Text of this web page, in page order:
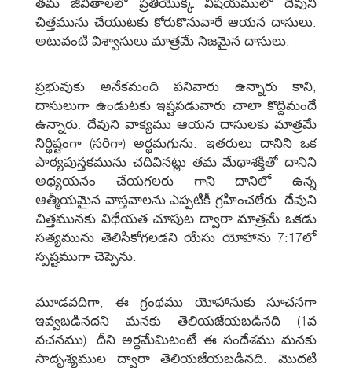
చిత్తమును చేయుటకు కోరుకొనువారే ఆయన దాసులు.
అటువంటి విశ్వాసులు మాత్రమే నిజమైన దాసులు.
ప్రభువుకు అనేకమంది పనివారు ఉన్నారు కాని,
దాసులుగా ఉండుటకు ఇష్టపడువారు చాలా కొద్దిమందే
ఉన్నారు. దేవుని వాక్యము ఆయన దాసులకు మాత్రమే
నిర్థిష్టంగా (సరిగా) అర్థమగును. ఇతరులు దానిని ఒక
పాఠ్యపుస్తకమును చదివినట్లు తమ మేథాశక్తితో దానిని
అధ్యయనం చేయగలరు గాని దానిలో ఉన్న
ఆత్మీయమైన వాస్తవాలను ఎప్పటికీ గ్రహించలేరు. దేవుని
చిత్తమునకు విధేయత చూపుట ద్వారా మాత్రమే ఒకడు
సత్యమును తెలిసికోగలడని యేసు యోహాను 7:17లో
స్పష్టముగా చెప్పెను.
మూడవదిగా, ఈ గ్రంథము యోహానుకు సూచనగా
ఇవ్వబడినదని మనకు తెలియజేయబడినది (1వ
వచనము). దీని అర్థమేమిటంటే ఈ సందేశము మనకు
సాదృశ్యముల ద్వారా తెలియజేయబడినది. మొదటి